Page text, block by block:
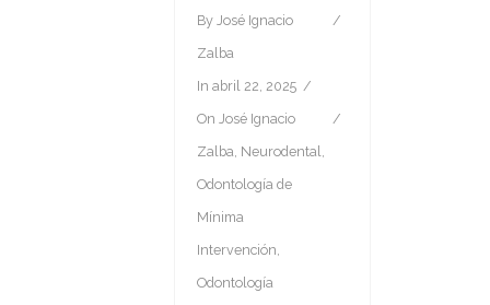
By José Ignacio
Zalba
In abril 22, 2025
On José Ignacio
Zalba Neurodental
Odontología de
Mínima
Intervención
Odontología